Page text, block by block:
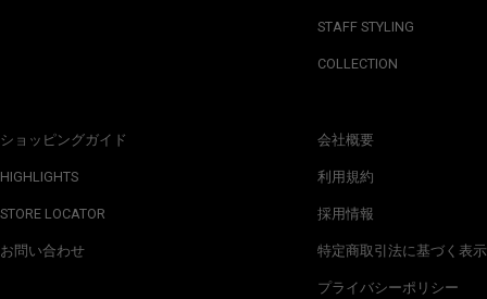
ショッピングガイド
HIGHLIGHTS
STORE LOCATOR
お問い合わせ
STAFF STYLING
COLLECTION
会社概要
利用規約
採用情報
特定商取引法に基づく表示
プライバシーポリシー